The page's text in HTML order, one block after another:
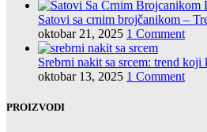
Satovi sa crnim brojčanikom –
oktobar 21, 2025 1 Comment
Srebrni nakit sa srcem: trend
oktobar 13, 2025 1 Comment
PROIZVODI